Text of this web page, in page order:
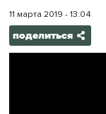
11 марта 2019 - 13:04
поделиться